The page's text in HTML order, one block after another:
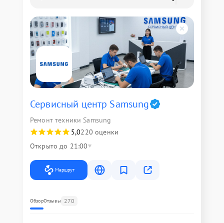
Сервисный центр Samsung
Ремонт техники Samsung
5,0220 оценки
Открыто до 21:00
Маршрут
ОбзорОтзывы 270